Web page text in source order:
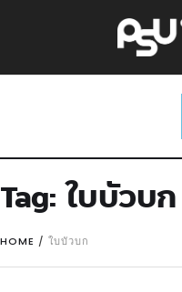
Tag:ใบบัวบก
HOME / ใบบัวบก